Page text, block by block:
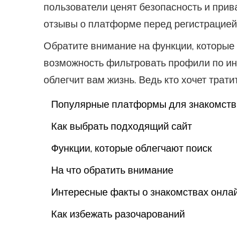
пользователи ценят безопасность и
отзывы о платформе перед
Обратите внимание на функции,
возможность фильтровать профили по
облегчит вам жизнь. Ведь кто хочет
Популярные платформы для знакомств
Как выбрать подходящий сайт
Функции, которые облегчают поиск
На что обратить внимание
Интересные факты о знакомствах
Как избежать разочарований